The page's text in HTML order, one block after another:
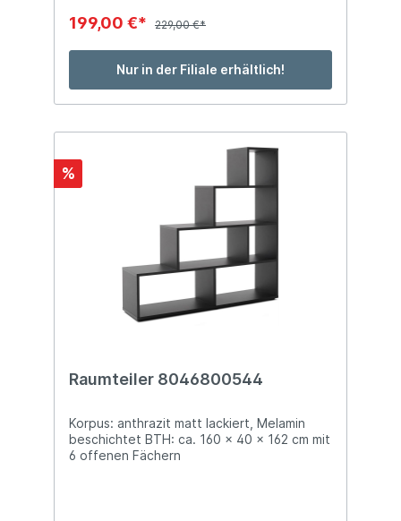
199,00 €* 229,00 €*
Nur in der Filiale erhältlich!
%
Raumteiler 8046800544
Korpus: anthrazit matt lackiert, Melamin
beschichtet BTH: ca. 160 x 40 x 162 cm mit
6 offenen Fächern